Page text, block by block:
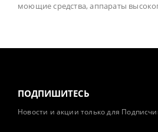
моющие средства, аппараты
ПОДПИШИТЕСЬ
Новости и акции только для